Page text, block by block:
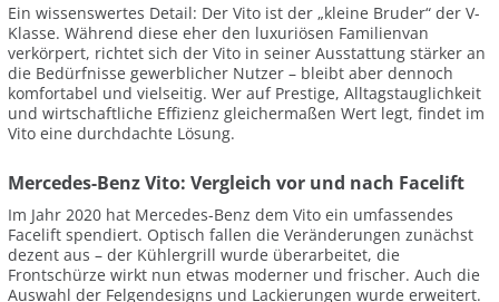
Ein wissenswertes Detail: Der Vito ist der „kleine Bruder“ der V-
Klasse. Während diese eher den luxuriösen Familienvan
verkörpert, richtet sich der Vito in seiner Ausstattung stärker an
die Bedürfnisse gewerblicher Nutzer – bleibt aber dennoch
komfortabel und vielseitig. Wer auf Prestige, Alltagstauglichkeit
und wirtschaftliche Effizienz gleichermaßen Wert legt, findet im
Vito eine durchdachte Lösung.
Mercedes-Benz Vito: Vergleich vor und nach Facelift
Im Jahr 2020 hat Mercedes-Benz dem Vito ein umfassendes
Facelift spendiert. Optisch fallen die Veränderungen zunächst
dezent aus – der Kühlergrill wurde überarbeitet, die
Frontschürze wirkt nun etwas moderner und frischer. Auch die
Auswahl der Felgendesigns und Lackierungen wurde erweitert.